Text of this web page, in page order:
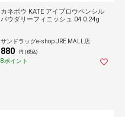
カネボウ KATE アイブロウペンシル
パウダリーフィニッシュ 04 0.24g
サンドラッグe-shop JRE MALL店
880 円 (税込)
8ポイント